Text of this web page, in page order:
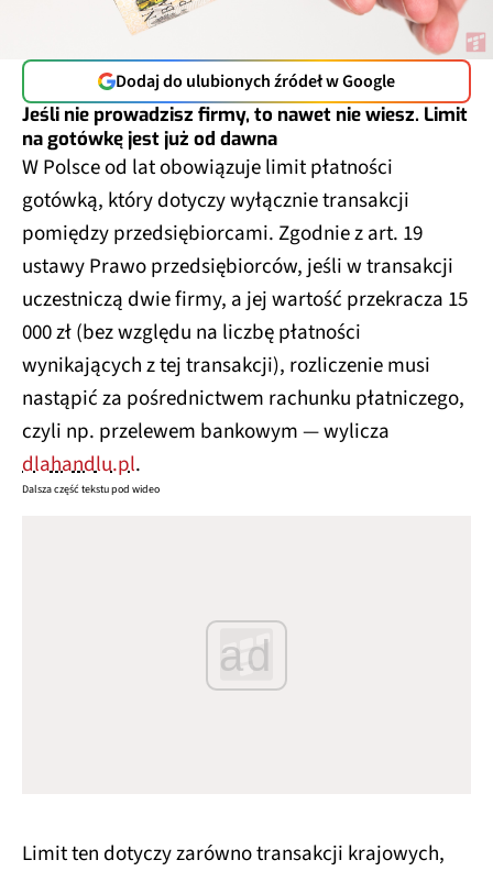
Dodaj do ulubionych źródeł w Google
Jeśli nie prowadzisz firmy, to nawet nie wiesz. Limit
na gotówkę jest już od dawna
W Polsce od lat obowiązuje limit płatności
gotówką, który dotyczy wyłącznie transakcji
pomiędzy przedsiębiorcami. Zgodnie z art. 19
ustawy Prawo przedsiębiorców, jeśli w transakcji
uczestniczą dwie firmy, a jej wartość przekracza 15
000 zł (bez względu na liczbę płatności
wynikających z tej transakcji), rozliczenie musi
nastąpić za pośrednictwem rachunku płatniczego,
czyli np. przelewem bankowym — wylicza
dlahandlu.pl.
Dalsza część tekstu pod wideo
ad
Limit ten dotyczy zarówno transakcji krajowych,